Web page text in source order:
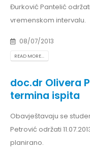
Đurković Pantelić
vremenskom intervalu.
08/07/2013
READ MORE...
doc.dr Olivera
termina ispita
Obavještavaju se
Petrović održati
planirano.